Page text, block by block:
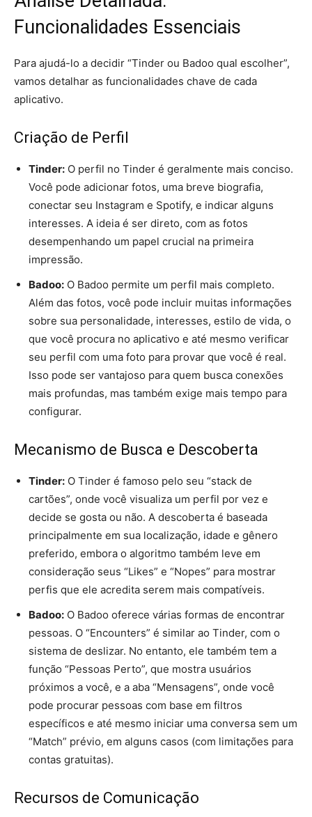
Funcionalidades Essenciais
Para ajudá-lo a decidir “Tinder ou Badoo qual escolher”,
vamos detalhar as funcionalidades chave de cada
aplicativo.
Criação de Perfil
Tinder: O perfil no Tinder é geralmente mais conciso.
Você pode adicionar fotos, uma breve biografia,
conectar seu Instagram e Spotify, e indicar alguns
interesses. A ideia é ser direto, com as fotos
desempenhando um papel crucial na primeira
impressão.
Badoo: O Badoo permite um perfil mais completo.
Além das fotos, você pode incluir muitas informações
sobre sua personalidade, interesses, estilo de vida, o
que você procura no aplicativo e até mesmo verificar
seu perfil com uma foto para provar que você é real.
Isso pode ser vantajoso para quem busca conexões
mais profundas, mas também exige mais tempo para
configurar.
Mecanismo de Busca e Descoberta
Tinder: O Tinder é famoso pelo seu “stack de
cartões”, onde você visualiza um perfil por vez e
decide se gosta ou não. A descoberta é baseada
principalmente em sua localização, idade e gênero
preferido, embora o algoritmo também leve em
consideração seus “Likes” e “Nopes” para mostrar
perfis que ele acredita serem mais compatíveis.
Badoo: O Badoo oferece várias formas de encontrar
pessoas. O “Encounters” é similar ao Tinder, com o
sistema de deslizar. No entanto, ele também tem a
função “Pessoas Perto”, que mostra usuários
próximos a você, e a aba “Mensagens”, onde você
pode procurar pessoas com base em filtros
específicos e até mesmo iniciar uma conversa sem um
“Match” prévio, em alguns casos (com limitações para
contas gratuitas).
Recursos de Comunicação